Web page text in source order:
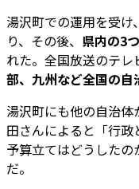
湯沢町での運用を受
り、その後、 県内の3
れた。全国放送のテレ
部、九州など全国の自
湯沢町にも他の自治
田さんによると「行政
予算立てはどうした
だ。